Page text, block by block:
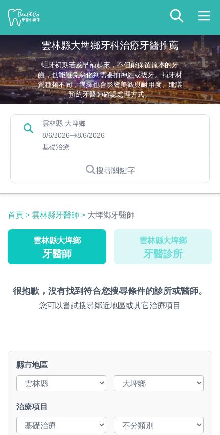
雲林縣大埤鄉牙科治療牙醫推薦
蛀牙初期若及早補起來，不但能保留原本的牙
齒，也能避免惡化到需要抽神經或拔牙。補牙材
質種類不同，選擇也會影響美觀與耐用度。建議
預約牙醫師確認處理方式。
雲林縣 大埤鄉
8/6/2026
8/6/2026
基礎治療
搜尋關鍵字
首頁 > 雲林縣牙醫師 > 大埤鄉牙醫師
雲林縣大埤鄉
牙醫師
雲林縣大埤鄉
牙醫診所
很抱歉，沒有找到符合您搜尋條件的診所或醫師。
您可以嘗試搜尋鄰近地區或其它治療項目
縣市地區
治療項目